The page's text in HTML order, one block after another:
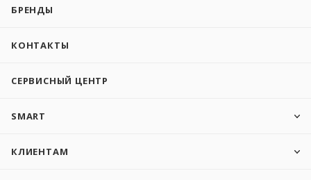
БРЕНДЫ
КОНТАКТЫ
СЕРВИСНЫЙ ЦЕНТР
SMART
КЛИЕНТАМ